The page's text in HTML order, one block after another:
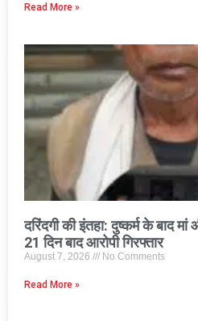
Read More »
दरिंदगी की इंतहा: दुष्कर्म के बाद
21 दिन बाद आरोपी गिरफ्तार
August 7, 2026 No Comments
Read More »